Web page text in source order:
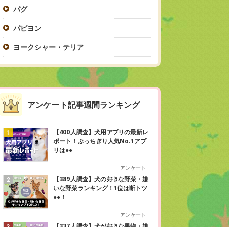
パグ
パピヨン
ヨークシャー・テリア
アンケート記事週間ランキング
【400人調査】犬用アプリの最新レ
ポート！ぶっちぎり人気No.1アプ
リは●●
アンケート
【389人調査】犬の好きな野菜・嫌
いな野菜ランキング！1位は断トツ
●●！
アンケート